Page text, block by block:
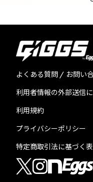
よくある質問 / お問い
利用者情報の外部送信
利用規約
プライバシーポリシー
特定商取引法に基づく